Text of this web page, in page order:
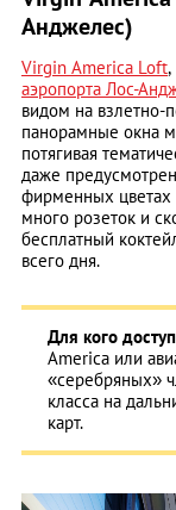
Анджелес)
Virgin America Loft,
аэропорта Лос-
видом на
панорамные окна
потягивая
даже
фирменных цветах
много розеток и
бесплатный
всего дня.
Для кого
America или
«серебряных»
класса на
карт.